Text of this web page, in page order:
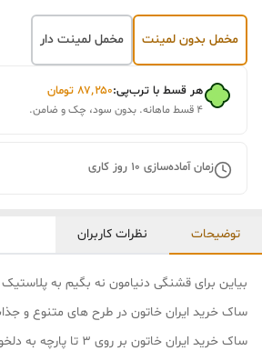
مخمل بدون لمینت مخمل لمینت دار
هر قسط با ترب‌پی:۸۷٬۲۵۰ تومان
۴ قسط ماهانه. بدون سود، چک و ضامن.
زمان آماده‌سازی 10 روز کاری
توضیحات نظرات کاربران
بیاین برای قشنگی دنیامون نه بگیم به پلاستیک
ساک خرید ایران خاتون در طرح های متنوع و
ساک خرید ایران خاتون بر